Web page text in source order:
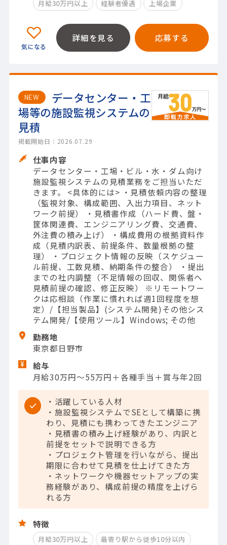
月給30万円以上 経験者優遇 上場企業
詳細を見る 応募する
NEW
データセンター・工
場等の施設監視システムの
見積
掲載開始日：2026.07.29
仕事内容
データセンター・工場・ビル・水・ダム向け
施設監視システムの見積業務をご担当いただ
きます。 <具体的には> ・見積依頼内容の整理
（監視対象、構成範囲、入出力項目、ネット
ワーク前提） ・見積書作成（ハード費、盤・
筐体関連費、エンジニアリング費、交通費、
外注費の積み上げ） ・構成費用の根拠資料作
成（見積内訳表、前提条件、数量根拠の整
理） ・プロジェクト情報の反映（スケジュー
ル前提、工数見積、納期条件の整合） ・提出
までの社内調整（不足情報の回収、関係者へ
見積前提の確認、修正反映） ※リモートワー
クは応相談（作業に慣れれば週1回程度を想
定）/【担当製品】(システム開発)その他シス
テム開発/【使用ツール】Windows; その他
勤務地
東京都日野市
給与
月給30万円～55万円＋各種手当＋賞与年2回
・活躍している人材
・施設監視システムでSEとして構築に携
わり、見積にも携わってきたエンジニア
・見積書の積み上げ経験があり、内訳と
前提をセットで説明できる方
・プロジェクト管理を行いながら、提出
期限に合わせて見積を仕上げてきた方
・ネットワークや機器セットアップの実
務経験があり、構成前提の精度を上げら
れる方
特徴
月給30万円以上
最寄り駅から徒歩10分以内